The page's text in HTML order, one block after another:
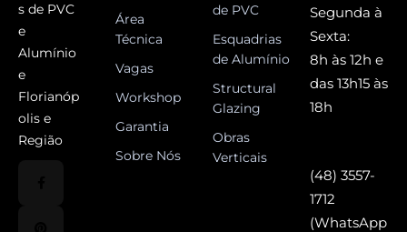
s de PVC
e
Alumínio
e
Florianóp
olis e
Região
Área
Técnica
Vagas
Workshop
Garantia
Sobre Nós
de PVC
Esquadrias
de Alumínio
Structural
Glazing
Obras
Verticais
Segunda à
Sexta:
8h às 12h e
das 13h15 às
18h
(48) 3557-
1712
(WhatsApp